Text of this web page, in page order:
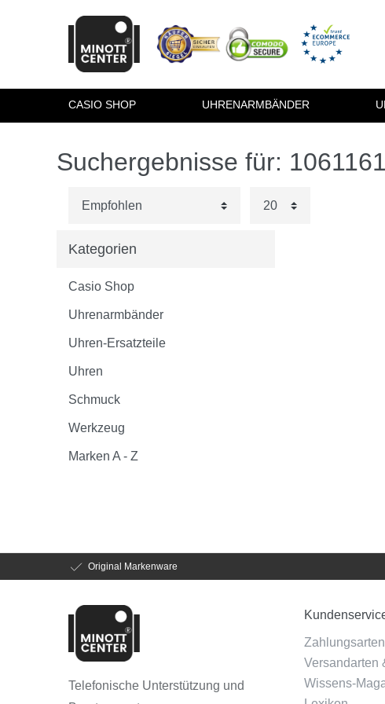
CASIO SHOP UHRENARMBÄNDER
Suchergebnisse für:
Kategorien
Casio Shop
Uhrenarmbänder
Uhren-Ersatzteile
Uhren
Schmuck
Werkzeug
Marken A - Z
Original Markenware
Telefonische Unterstützung und
Zahlungsarten
Versandarten
Wissens-